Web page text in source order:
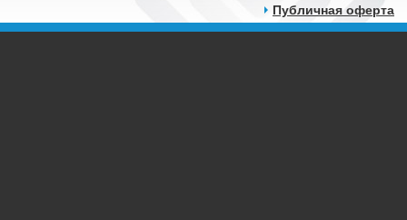
Публичная оферта